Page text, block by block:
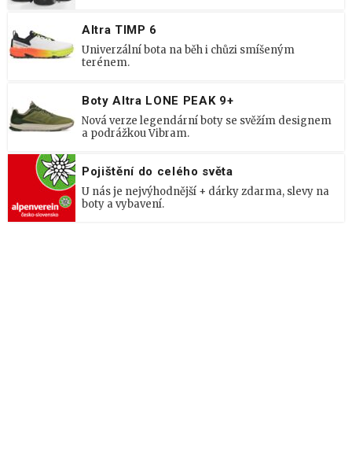
Altra TIMP 6
Univerzální bota na běh i chůzi smíšeným
terénem.
Boty Altra LONE PEAK 9+
Nová verze legendární boty se svěžím designem
a podrážkou Vibram.
Pojištění do celého světa
U nás je nejvýhodnější + dárky zdarma, slevy na
boty a vybavení.